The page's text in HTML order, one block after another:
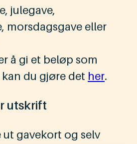
julegave,
morsdagsgave eller
å gi et beløp som
du gjøre det her.
utskrift
ut gavekort og selv